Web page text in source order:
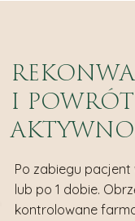
I
Po zabiegu
lub po 1 dobie.
kontrolowane